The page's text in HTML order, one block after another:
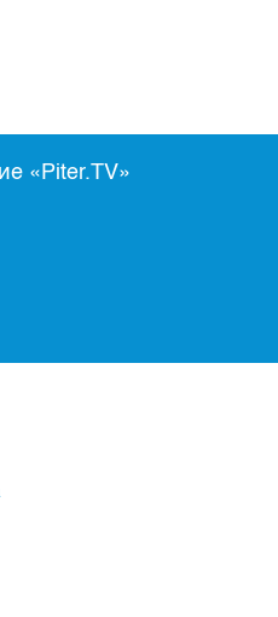
«Piter.TV»